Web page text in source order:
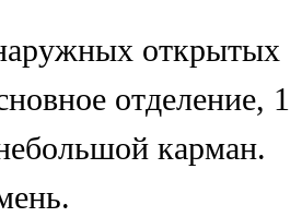
открытых
отделение, 1
карман.